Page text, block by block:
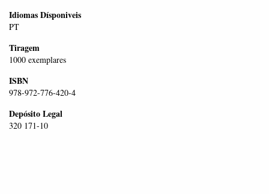
Idiomas Dísponiveis
PT
Tiragem
1000 exemplares
ISBN
978-972-776-420-4
Depósito Legal
320 171-10